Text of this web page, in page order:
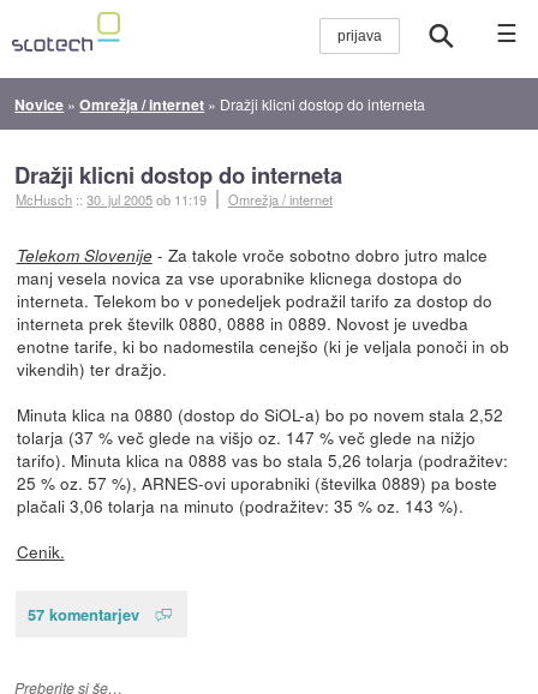
☰
Novice »Omrežja / internet » Dražji klicni dostop do interneta
Dražji klicni dostop do interneta
McHusch ::30. jul 2005ob 11:19 Omrežja / internet
Telekom Slovenije- Za takole vroče sobotno dobro jutro malce
manj vesela novica za vse uporabnike klicnega dostopa do
interneta. Telekom bo v ponedeljek podražil tarifo za dostop do
interneta prek številk 0880, 0888 in 0889. Novost je uvedba
enotne tarife, ki bo nadomestila cenejšo (ki je veljala ponoči in ob
vikendih) ter dražjo.
Minuta klica na 0880 (dostop do SiOL-a) bo po novem stala 2,52
tolarja (37 % več glede na višjo oz. 147 % več glede na nižjo
tarifo). Minuta klica na 0888 vas bo stala 5,26 tolarja (podražitev:
25 % oz. 57 %), ARNES-ovi uporabniki (številka 0889) pa boste
plačali 3,06 tolarja na minuto (podražitev: 35 % oz. 143 %).
Cenik.
57 komentarjev
Preberite si še…